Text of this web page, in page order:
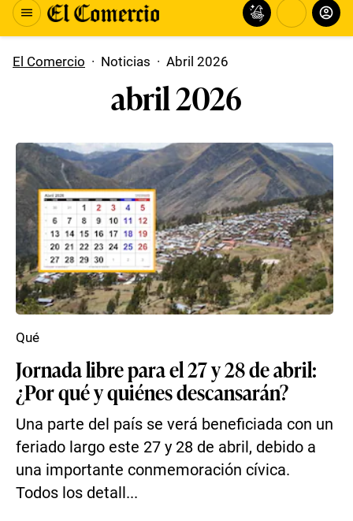
El Comercio · Noticias · Abril 2026
abril 2026
Jornada libre para el 27 y 28 de abril:
¿Por qué y quiénes descansarán?
Una parte del país se verá beneficiada con un
feriado largo este 27 y 28 de abril, debido a
una importante conmemoración cívica.
Todos los detall...
Qué